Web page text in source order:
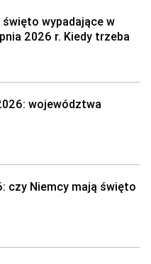
święto wypadające w
2026 r. Kiedy trzeba
województwa
czy Niemcy mają święto